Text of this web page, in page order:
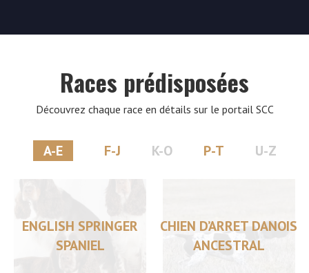
Races prédisposées
Découvrez chaque race en détails sur le portail SCC
A-E F-J K-O P-T U-Z
ENGLISH SPRINGER
SPANIEL
CHIEN D’ARRET DANOIS
ANCESTRAL